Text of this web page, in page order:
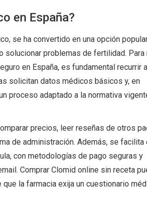
en España?
se ha convertido en una opción
solucionar problemas de fertilidad. Para
en España, es fundamental recurrir a
solicitan datos médicos básicos y, en
proceso adaptado a la normativa
precios, leer reseñas de otros
de administración. Además, se facilita
con metodologías de pago seguras y
Comprar Clomid online sin receta
la farmacia exija un cuestionario